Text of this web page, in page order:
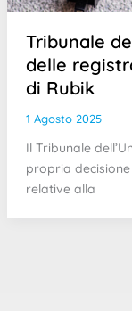
Tribunale
delle
di Rubik
1 Agosto 2025
Il Tribunale
propria
relative alla